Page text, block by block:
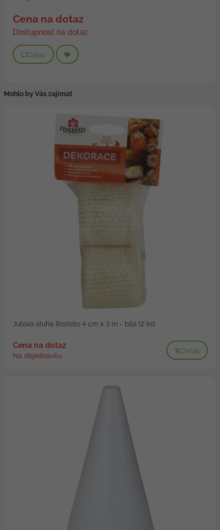
Cena na dotaz
Dostupnost na dotaz
Dotaz
Mohlo by Vás zajímat
Jutová stuha Rosteto 4 cm x 3 m - bílá (2 ks)
Cena na dotaz
Na objednávku
Detail